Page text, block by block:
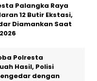
Palangka Raya
12 Butir Ekstasi,
Diamankan Saat
Polresta
Hasil, Polisi
dengan